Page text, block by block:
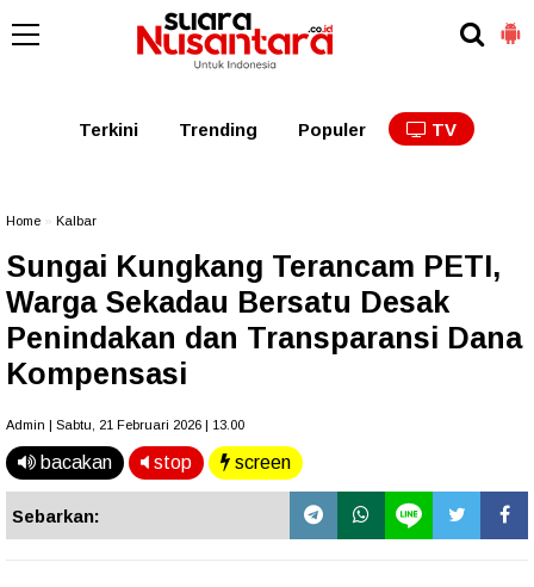
Kalbar Kalteng
Terkini Trending Populer TV
Home Kalbar
Sungai Kungkang Terancam PETI,
Warga Sekadau Bersatu Desak
Penindakan dan Transparansi Dana
Kompensasi
Admin | Sabtu, 21 Februari 2026 | 13.00
bacakan stop screen
Sebarkan: